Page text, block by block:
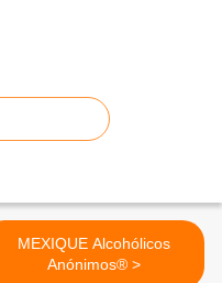
MEXIQUE Alcohólicos
Anónimos® >